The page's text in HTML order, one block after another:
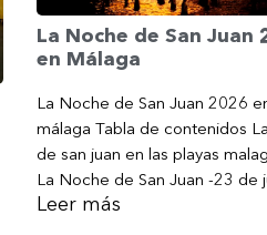
La Noche de San Juan
en Málaga
La Noche de San Juan 2026
málaga Tabla de contenidos
de san juan en las playas
La Noche de San Juan -23 de
Leer más